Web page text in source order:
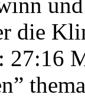
die
27:16